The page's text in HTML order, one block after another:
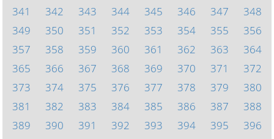
341
342 343 344 345 346 347
348
349
350 351 352 353 354 355
356
357
358 359 360 361 362 363
364
365
366 367 368 369 370 371
372
373
374 375 376 377 378 379
380
381
382 383 384 385 386 387
388
389
390 391 392 393 394 395
396